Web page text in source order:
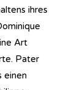
ihres
Art
Pater
einen